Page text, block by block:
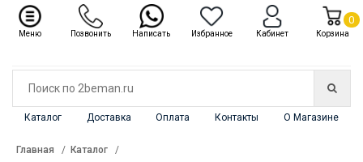
Каталог Доставка Оплата Контакты О Магазине
Каталог ✖
Главная
Каталог
Меню Позвонить Написать Избранное Кабинет Корзина
0